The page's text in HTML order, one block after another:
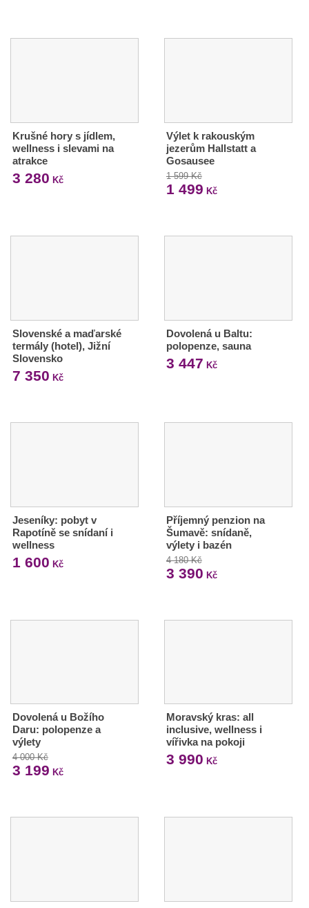
Krušné hory s jídlem,
wellness i slevami na
atrakce
3 280 Kč
Výlet k rakouským
jezerům Hallstatt a
Gosausee
1 599 Kč
1 499 Kč
Slovenské a maďarské
termály (hotel), Jižní
Slovensko
7 350 Kč
Dovolená u Baltu:
polopenze, sauna
3 447 Kč
Jeseníky: pobyt v
Rapotíně se snídaní i
wellness
1 600 Kč
Příjemný penzion na
Šumavě: snídaně,
výlety i bazén
4 180 Kč
3 390 Kč
Dovolená u Božího
Daru: polopenze a
výlety
4 000 Kč
3 199 Kč
Moravský kras: all
inclusive, wellness i
vířivka na pokoji
3 990 Kč